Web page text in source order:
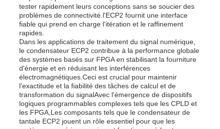
Contactez-nous
Nouvelles
Cas
Array de porte programmable sur le champ FPGA
tester rapidement leurs conceptions sans se soucier des
problèmes de connectivité.l'ECP2 fournit une interface
fiable qui prend en charge l'itération et le raffinement
rapides.
Dans les applications de traitement du signal numérique,
le condensateur ECP2 contribue à la performance globale
des systèmes basés sur FPGA en stabilisant la fourniture
d'énergie et en réduisant les interférences
électromagnétiques.Ceci est crucial pour maintenir
l'exactitude et la fiabilité des tâches de calcul et de
transformation du signalAvec l'émergence de dispositifs
logiques programmables complexes tels que les CPLD et
les FPGA,Les composants tels que le condensateur de
tantale ECP2 jouent un rôle essentiel pour que les